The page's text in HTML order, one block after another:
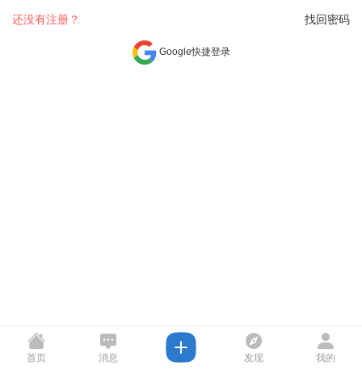
找回密码
还没有注册？
Google快捷登录
首页 消息 发现 我的